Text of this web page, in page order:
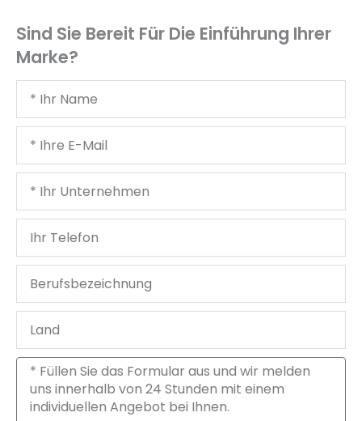
Sind Sie Bereit Für Die Einführung Ihrer
Marke?
Deine
Mail
Berufsbezeichnung
Nachricht